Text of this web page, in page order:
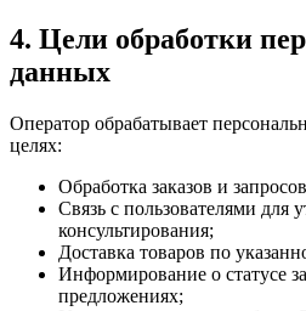
4. Цели обработки
данных
Оператор обрабатывает
целях:
Обработка заказов и
Связь с пользователями для
консультирования;
Доставка товаров по
Информирование о статусе
предложениях;